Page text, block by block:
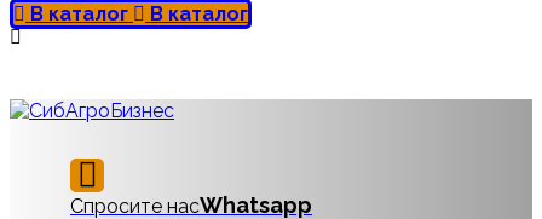
В каталог
В каталог
Спросите насWhatsapp